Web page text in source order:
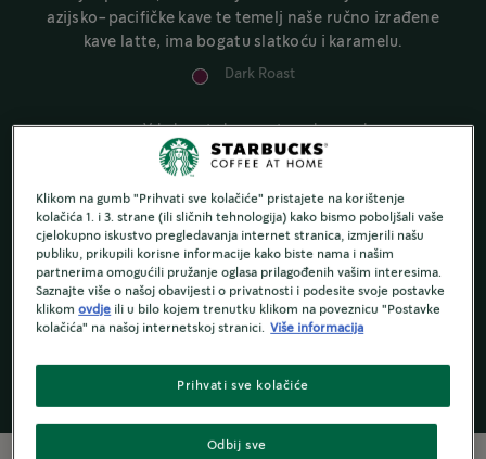
azijsko-pacifičke kave te temelj naše ručno izrađene
kave latte, ima bogatu slatkoću i karamelu.
Dark Roast
Vrlo bogat okus s notama karamele
Starbucks®by
NESCAFÉ Dolce
Gusto
Klikom na gumb "Prihvati sve kolačiće" pristajete na korištenje
kolačića 1. i 3. strane (ili sličnih tehnologija) kako bismo poboljšali vaše
cjelokupno iskustvo pregledavanja internet stranica, izmjerili našu
publiku, prikupili korisne informacije kako biste nama i našim
partnerima omogućili pružanje oglasa prilagođenih vašim interesima.
Saznajte više o našoj obavijesti o privatnosti i podesite svoje postavke
klikomovdje ili u bilo kojem trenutku klikom na poveznicu "Postavke
kolačića" na našoj internetskoj stranici. Više informacija
Odbij sve
Prihvati sve kolačiće